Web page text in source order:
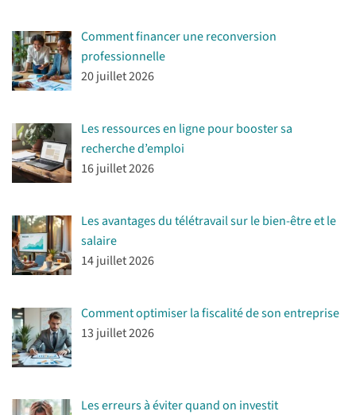
Comment financer une reconversion
professionnelle
20 juillet 2026
Les ressources en ligne pour booster sa
recherche d’emploi
16 juillet 2026
Les avantages du télétravail sur le bien-être et le
salaire
14 juillet 2026
Comment optimiser la fiscalité de son entreprise
13 juillet 2026
Les erreurs à éviter quand on investit